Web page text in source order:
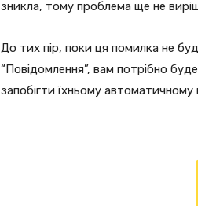
зникла, тому проблема ще не
До тих пір, поки ця помилка не
“Повідомлення”, вам потрібно
запобігти їхньому